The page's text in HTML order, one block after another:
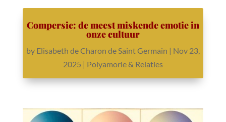
Compersie: de meest miskende emotie in
onze cultuur
by Elisabeth de Charon de Saint Germain | Nov 23,
2025 | Polyamorie & Relaties